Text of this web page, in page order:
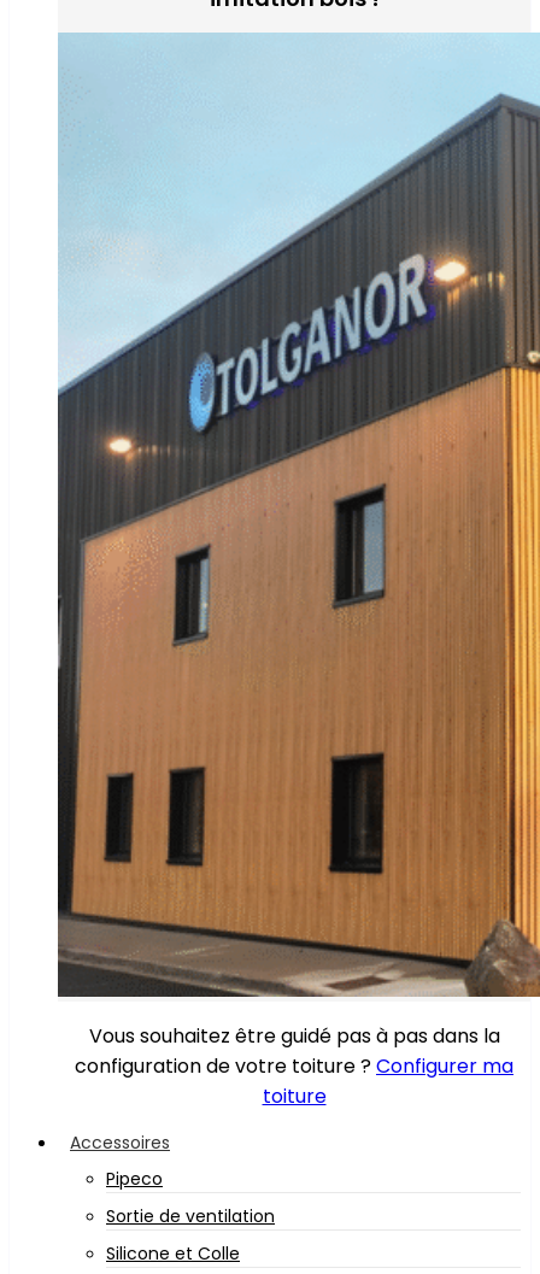
Vous souhaitez être guidé pas à pas dans la
configuration de votre toiture ?Configurer ma
toiture
Accessoires
Pipeco
Sortie de ventilation
Silicone et Colle